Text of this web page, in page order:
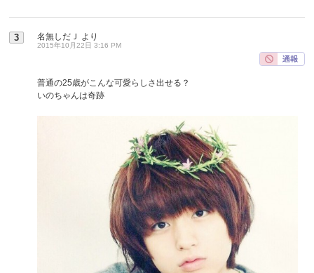
3 名無しだＪ より
2015年10月22日 3:16 PM
普通の25歳がこんな可愛らしさ出せる？
いのちゃんは奇跡